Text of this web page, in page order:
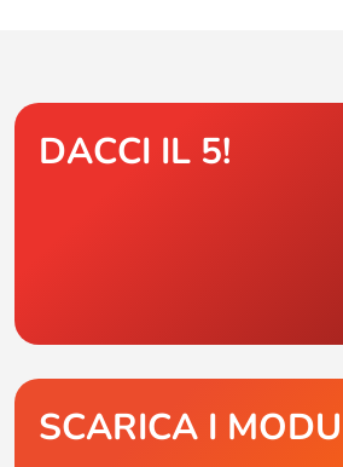
DACCI IL 5!
SCARICA I